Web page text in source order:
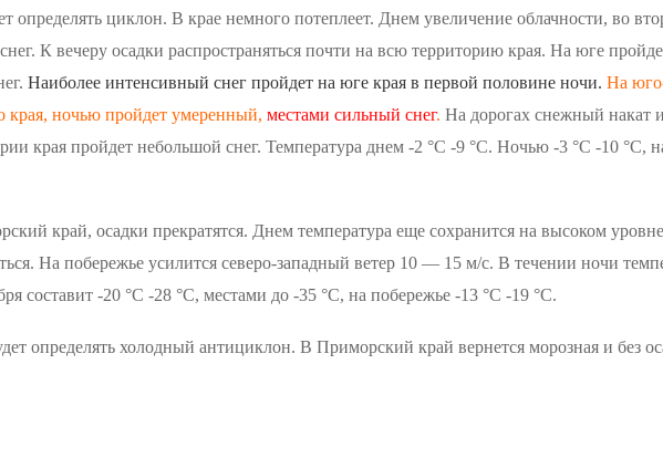
определять циклон. В крае немного потеплеет. Днем увеличение облачности, во
К вечеру осадки распространяться почти на всю территорию края. На юге
Наиболее интенсивный снег пройдет на юге края в первой половине ночи. На
края, ночью пройдет умеренный, местами сильный снег. На дорогах снежный накат и
края пройдет небольшой снег. Температура днем -2 °С -9 °С. Ночью -3 °С -10 °С,
край, осадки прекратятся. Днем температура еще сохранится на высоком
На побережье усилится северо-западный ветер 10 — 15 м/с. В течении ночи
составит -20 °С -28 °С, местами до -35 °С, на побережье -13 °С -19 °С.
определять холодный антициклон. В Приморский край вернется морозная и без